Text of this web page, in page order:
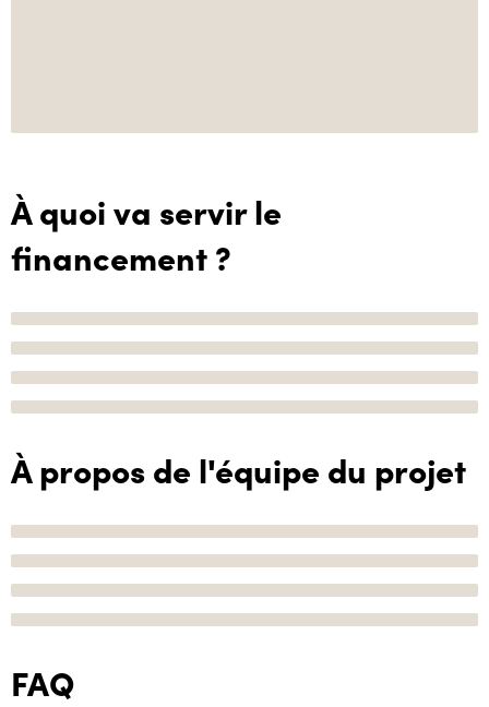
À quoi va servir le
financement ?
À propos de l'équipe du projet
FAQ